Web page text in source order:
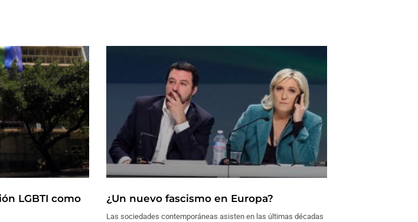
LGBTI como
¿Un nuevo fascismo en Europa?
Las sociedades contemporáneas asisten en las últimas décadas